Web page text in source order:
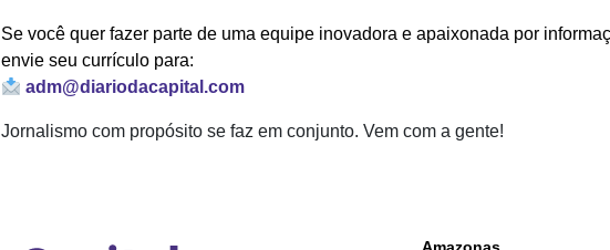
Se você quer fazer parte de uma equipe inovadora e apaixonada por
envie seu currículo para:
adm@diariodacapital.com
Jornalismo com propósito se faz em conjunto. Vem com a gente!